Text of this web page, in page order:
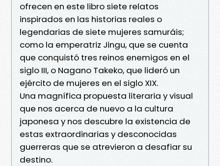
ofrecen en este libro siete relatos
inspirados en las historias reales o
legendarias de siete mujeres samuráis;
como la emperatriz Jingu, que se cuenta
que conquistó tres reinos enemigos en el
siglo III, o Nagano Takeko, que lideró un
ejército de mujeres en el siglo XIX.
Una magnífica propuesta literaria y visual
que nos acerca de nuevo a la cultura
japonesa y nos descubre la existencia de
estas extraordinarias y desconocidas
guerreras que se atrevieron a desafiar su
destino.